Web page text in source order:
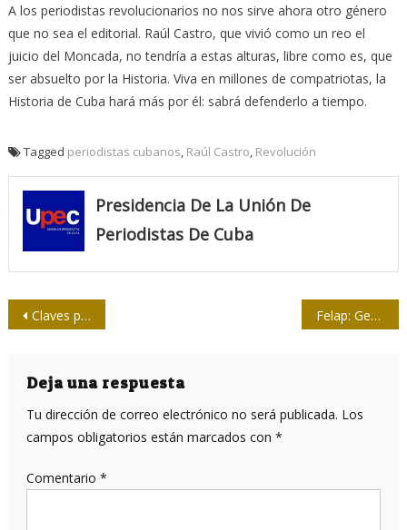
A los periodistas revolucionarios no nos sirve ahora otro género
que no sea el editorial. Raúl Castro, que vivió como un reo el
juicio del Moncada, no tendría a estas alturas, libre como es, que
ser absuelto por la Historia. Viva en millones de compatriotas, la
Historia de Cuba hará más por él: sabrá defenderlo a tiempo.
Tagged periodistas cubanos Raúl Castro Revolución
Presidencia De La Unión De
Periodistas De Cuba
Navegación
entradas
Claves para quebrar la hegemonía semántica de la agenda ideológica capitalista Felap: Genaro, su primer secretario general
Deja una respuesta
Tu dirección de correo electrónico no será publicada. Los
campos obligatorios están marcados con *
Comentario *